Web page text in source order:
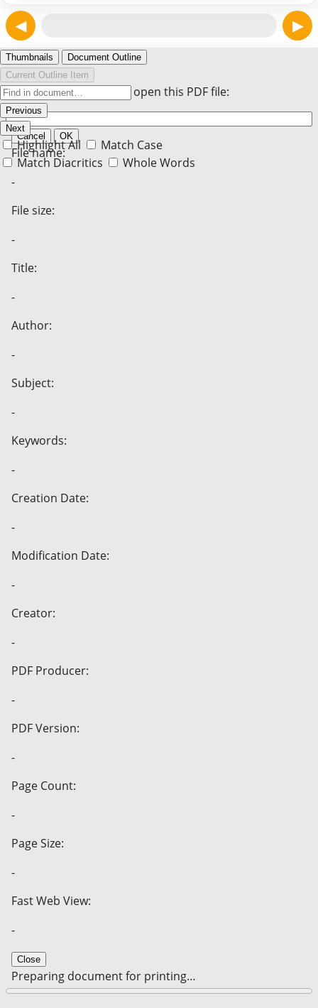
◀ ▶
Thumbnails
Document Outline
Current Outline Item
Previous
Next
Highlight All
Match Case
Match Diacritics
Whole Words
Enter the password to open this PDF file:
Cancel OK
File name:
-
File size:
-
Title:
-
Author:
-
Subject:
-
Keywords:
-
Creation Date:
-
Modification Date:
-
Creator:
-
PDF Producer:
-
PDF Version:
-
Page Count:
-
Page Size:
-
Fast Web View:
-
Close
Preparing document for printing…